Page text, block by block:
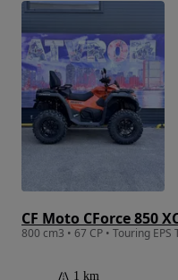
CF Moto CForce 850
800 cm3 • 67 CP • Touring EPS
1 km